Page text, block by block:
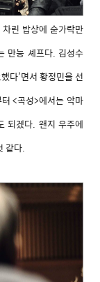
린 밥상에 숟가락만
만능 셰프다. 김성수
다’면서 황정민을 선
<곡성>에서는 악마
되겠다. 왠지 우주에
같다.